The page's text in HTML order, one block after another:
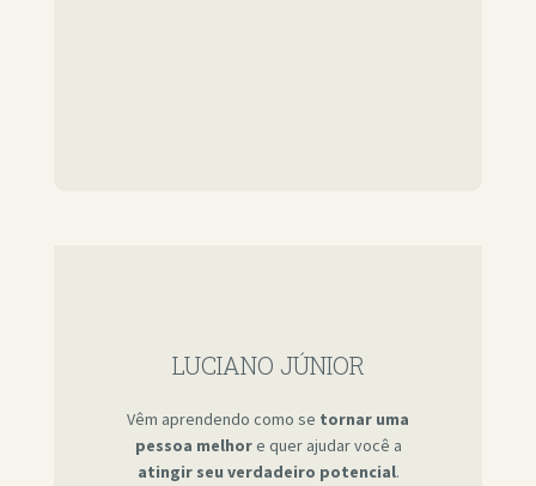
LUCIANO JÚNIOR
Vêm aprendendo como se tornar uma
pessoa melhore quer ajudar você a
atingir seu verdadeiro potencial.